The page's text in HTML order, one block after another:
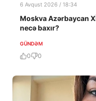
6 Avqust 2026 / 18:34
Moskva Azərbaycan
necə baxır?
GÜNDƏM
0 0